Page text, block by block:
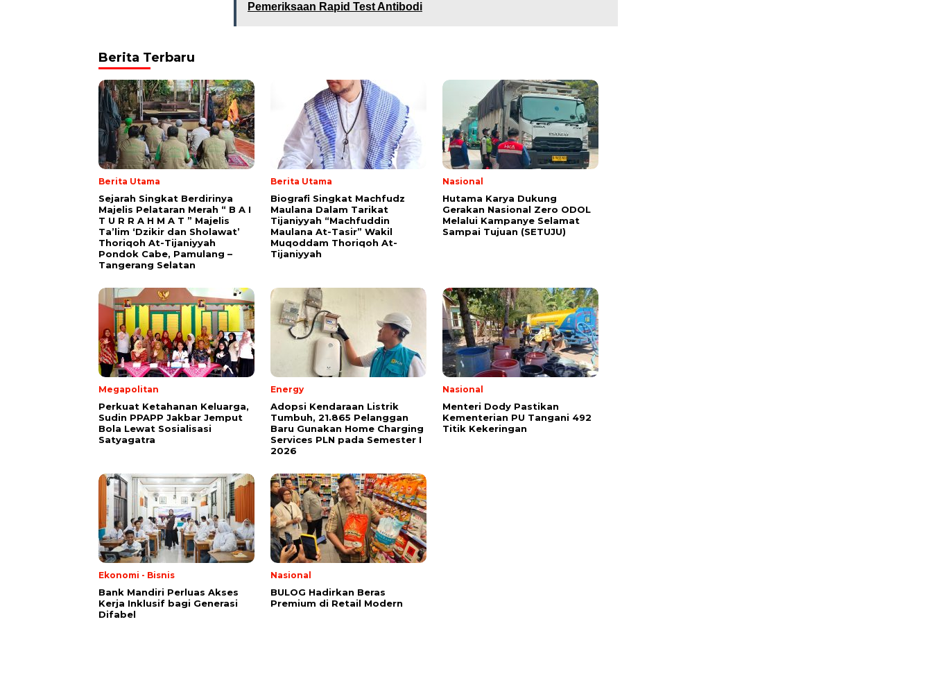
Pemeriksaan Rapid Test Antibodi
Berita Terbaru
Berita Utama
Sejarah Singkat Berdirinya
Majelis Pelataran Merah “ B A I
T U R R A H M A T ” Majelis
Ta’lim ‘Dzikir dan Sholawat’
Thoriqoh At-Tijaniyyah
Pondok Cabe, Pamulang –
Tangerang Selatan
Berita Utama
Biografi Singkat Machfudz
Maulana Dalam Tarikat
Tijaniyyah “Machfuddin
Maulana At-Tasir” Wakil
Muqoddam Thoriqoh At-
Tijaniyyah
Nasional
Hutama Karya Dukung
Gerakan Nasional Zero ODOL
Melalui Kampanye Selamat
Sampai Tujuan (SETUJU)
Megapolitan
Perkuat Ketahanan Keluarga,
Sudin PPAPP Jakbar Jemput
Bola Lewat Sosialisasi
Satyagatra
Energy
Adopsi Kendaraan Listrik
Tumbuh, 21.865 Pelanggan
Baru Gunakan Home Charging
Services PLN pada Semester I
2026
Nasional
Menteri Dody Pastikan
Kementerian PU Tangani 492
Titik Kekeringan
Ekonomi - Bisnis
Bank Mandiri Perluas Akses
Kerja Inklusif bagi Generasi
Difabel
Nasional
BULOG Hadirkan Beras
Premium di Retail Modern